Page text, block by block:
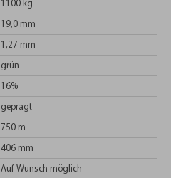
1100 kg
19,0 mm
1,27 mm
grün
16%
geprägt
750 m
406 mm
Auf Wunsch möglich